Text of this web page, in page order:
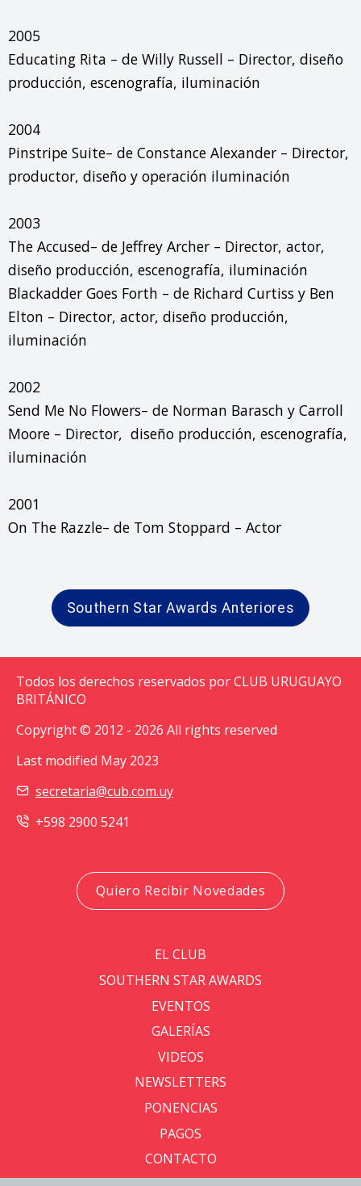
2005
Educating Rita – de Willy Russell – Director, diseño
producción, escenografía, iluminación
2004
Pinstripe Suite– de Constance Alexander – Director,
productor, diseño y operación iluminación
2003
The Accused– de Jeffrey Archer – Director, actor,
diseño producción, escenografía, iluminación
Blackadder Goes Forth – de Richard Curtiss y Ben
Elton – Director, actor, diseño producción,
iluminación
2002
Send Me No Flowers– de Norman Barasch y Carroll
Moore – Director,  diseño producción, escenografía,
iluminación
2001
On The Razzle– de Tom Stoppard – Actor
Southern Star Awards Anteriores
Todos los derechos reservados por CLUB URUGUAYO
BRITÁNICO
Copyright © 2012 - 2026 All rights reserved
Last modified May 2023
secretaria@cub.com.uy
+598 2900 5241
Quiero Recibir Novedades
EL CLUB
SOUTHERN STAR AWARDS
EVENTOS
GALERÍAS
VIDEOS
NEWSLETTERS
PONENCIAS
PAGOS
CONTACTO